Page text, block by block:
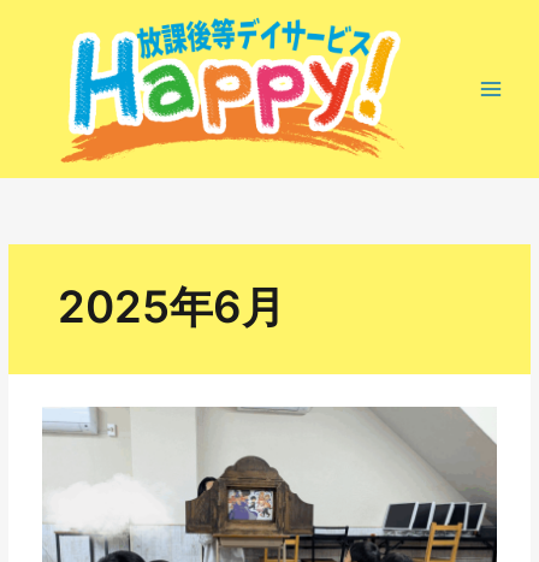
2025年6月
聞
大
事